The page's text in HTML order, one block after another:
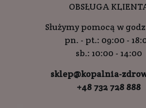
OBSŁUGA
Służymy pomocą w
pn. - pt.: 09:00 -
sb.: 10:00 - 14:00
sklep@kopalnia-
+48 732 728 888